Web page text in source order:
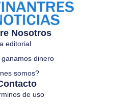
Nosotros
editorial
dinero
somos?
de uso